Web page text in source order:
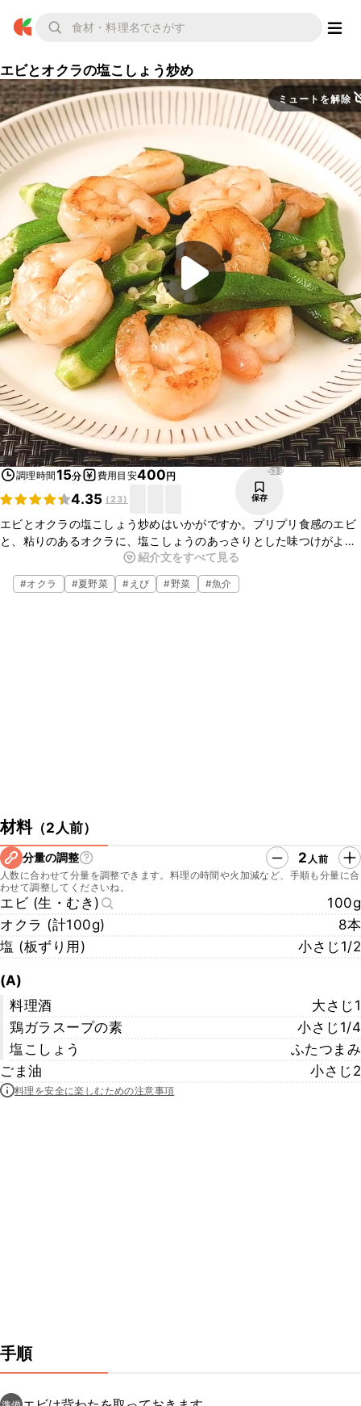
エビとオクラの塩こしょう炒め
ミュートを解除
調理時間15分 費用目安400円
4.35 (23)
538
保存
エビとオクラの塩こしょう炒めはいかがですか。プリプリ食感のエビ
と、粘りのあるオクラに、塩こしょうのあっさりとした味つけがよく
合い、おいしいですよ。ぜひお試しください
紹介文をすべて見る
#オクラ #夏野菜 # えび #野菜 #魚介
材料（2人前）
分量の調整 2 人前
人数に合わせて分量を調整できます。料理の時間や火加減など、手順も分量に合
わせて調整してくださいね。
エビ (生・むき)
100g
オクラ (計100g)
8本
塩 (板ずり用)
小さじ1/2
(A)
料理酒
大さじ1
鶏ガラスープの素
小さじ1/4
塩こしょう
ふたつまみ
ごま油
小さじ2
料理を安全に楽しむための注意事項
手順